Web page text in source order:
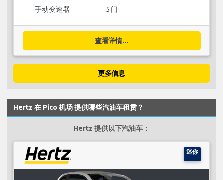
手动变速器 5 门
查看详情...
更多信息
Hertz 在 Pico 机场 提供哪些汽油车租赁？
Hertz 提供以下汽油车：
迷你